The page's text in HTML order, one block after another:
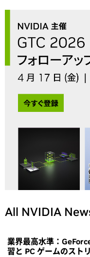
All NVIDIA
業界最高水準：
習と PC ゲームのスト